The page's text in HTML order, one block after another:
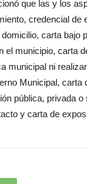
que las y los
credencial de
carta bajo
el municipio, carta
municipal ni
Municipal, carta
pública, privada
y carta de